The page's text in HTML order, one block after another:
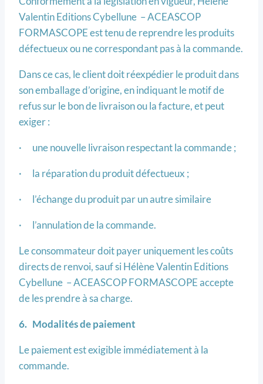
Valentin Editions Cybellune – ACEASCOP
FORMASCOPE est tenu de reprendre les produits
défectueux ou ne correspondant pas à la commande.
Dans ce cas, le client doit réexpédier le produit dans
son emballage d’origine, en indiquant le motif de
refus sur le bon de livraison ou la facture, et peut
exiger :
· une nouvelle livraison respectant la commande ;
· la réparation du produit défectueux ;
· l’échange du produit par un autre similaire
· l’annulation de la commande.
Le consommateur doit payer uniquement les coûts
directs de renvoi, sauf si Hélène Valentin Editions
Cybellune – ACEASCOP FORMASCOPE accepte
de les prendre à sa charge.
6. Modalités de paiement
Le paiement est exigible immédiatement à la
commande.